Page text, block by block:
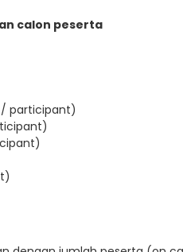
calon peserta
/ participant)